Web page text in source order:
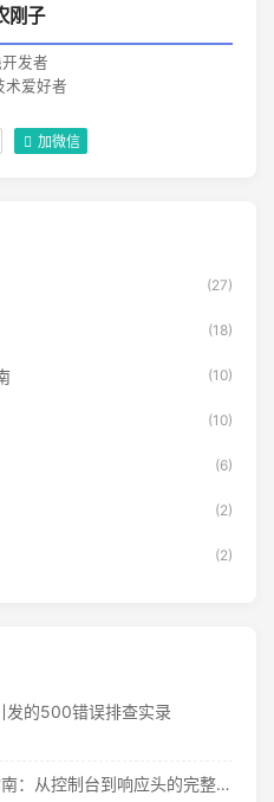
刚子
发者
术爱好者
加微信
(27)
(18)
(10)
(10)
(6)
(2)
(2)
发的500错误排查实录
CSS样式加载失败排查完全指南：从控制台到响应头的完整思路